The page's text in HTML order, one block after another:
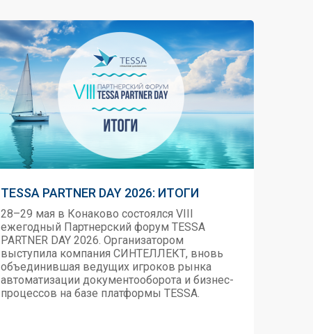
TESSA PARTNER DAY 2026: ИТОГИ
28–29 мая в Конаково состоялся VIII
ежегодный Партнерский форум TESSA
PARTNER DAY 2026. Организатором
выступила компания СИНТЕЛЛЕКТ, вновь
объединившая ведущих игроков рынка
автоматизации документооборота и бизнес-
процессов на базе платформы TESSA.